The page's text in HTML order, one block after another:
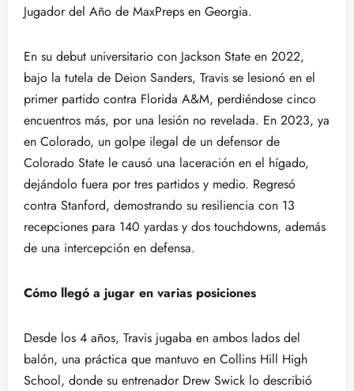
Jugador del Año de MaxPreps en Georgia.
En su debut universitario con Jackson State en 2022,
bajo la tutela de Deion Sanders, Travis se lesionó en el
primer partido contra Florida A&M, perdiéndose cinco
encuentros más, por una lesión no revelada. En 2023, ya
en Colorado, un golpe ilegal de un defensor de
Colorado State le causó una laceración en el hígado,
dejándolo fuera por tres partidos y medio. Regresó
contra Stanford, demostrando su resiliencia con 13
recepciones para 140 yardas y dos touchdowns, además
de una intercepción en defensa.
Cómo llegó a jugar en varias posiciones
Desde los 4 años, Travis jugaba en ambos lados del
balón, una práctica que mantuvo en Collins Hill High
School, donde su entrenador Drew Swick lo describió